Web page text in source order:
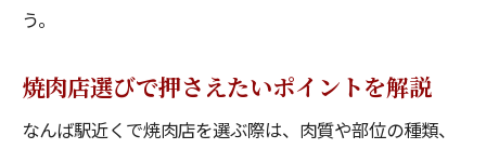
焼肉デートや食事会で喜ばれる楽しみ方
難波で焼肉をもっと楽しむための工夫
う。
焼肉店選びで押さえたいポイントを解説
なんば駅近くで焼肉店を選ぶ際は、肉質や部位の種類、